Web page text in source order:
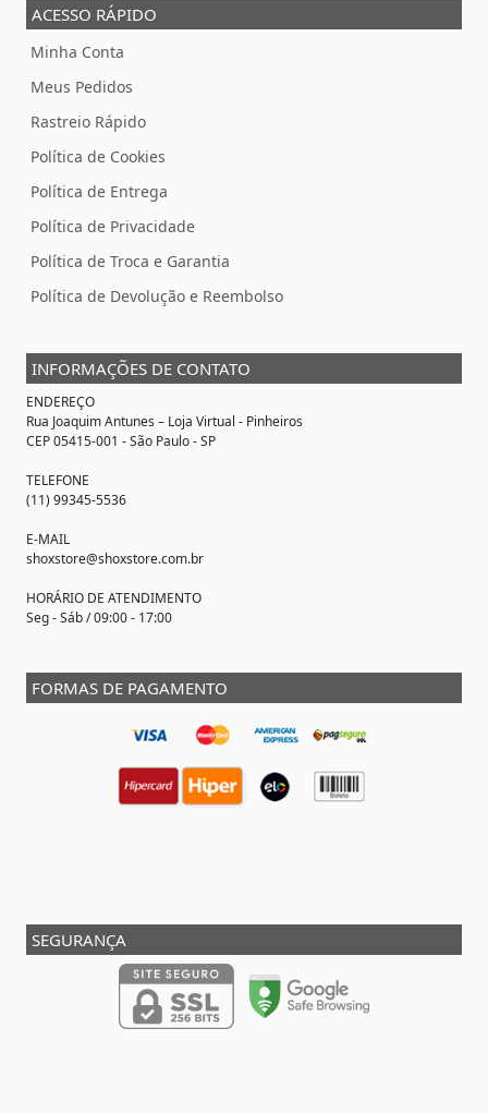
ACESSO RÁPIDO
Minha Conta
Meus Pedidos
Rastreio Rápido
Política de Cookies
Política de Entrega
Política de Privacidade
Política de Troca e Garantia
Política de Devolução e Reembolso
INFORMAÇÕES DE CONTATO
ENDEREÇO
Rua Joaquim Antunes – Loja Virtual - Pinheiros
CEP 05415-001 - São Paulo - SP
TELEFONE
(11) 99345-5536
E-MAIL
shoxstore@shoxstore.com.br
HORÁRIO DE ATENDIMENTO
Seg - Sáb / 09:00 - 17:00
FORMAS DE PAGAMENTO
SEGURANÇA